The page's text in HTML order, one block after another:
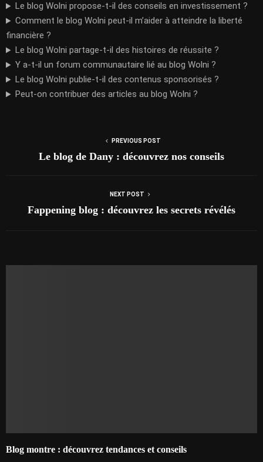
Le blog Wolni propose-t-il des conseils en investissement ?
Comment le blog Wolni peut-il m’aider à atteindre la liberté
financière ?
Le blog Wolni partage-t-il des histoires de réussite ?
Y a-t-il un forum communautaire lié au blog Wolni ?
Le blog Wolni publie-t-il des contenus sponsorisés ?
Peut-on contribuer des articles au blog Wolni ?
PREVIOUS POST
Le blog de Dany : découvrez nos conseils
NEXT POST
Fappening blog : découvrez les secrets révélés
Blog montre : découvrez tendances et conseils